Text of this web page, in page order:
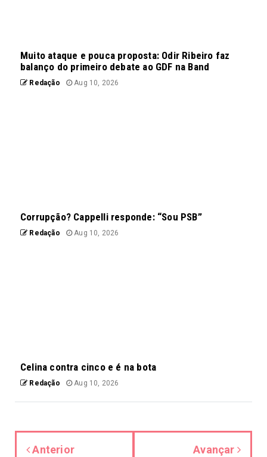
Muito ataque e pouca proposta: Odir Ribeiro faz
balanço do primeiro debate ao GDF na Band
Redação Aug 10, 2026
Corrupção? Cappelli responde: “Sou PSB”
Redação Aug 10, 2026
Celina contra cinco e é na bota
Redação Aug 10, 2026
Anterior Avançar